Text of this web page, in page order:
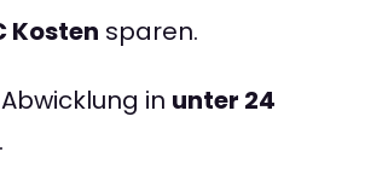
Kosten sparen.
in unter 24
.